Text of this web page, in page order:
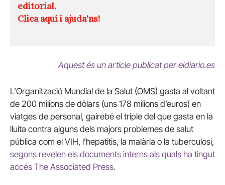
editorial.
Clica aquí i ajuda'ns!
Aquest és un article publicat per eldiario.es
L’Organització Mundial de la Salut (OMS) gasta al voltant
de 200 milions de dòlars (uns 178 milions d’euros) en
viatges de personal, gairebé el triple del que gasta en la
lluita contra alguns dels majors problemes de salut
pública com el VIH, l’hepatitis, la malària o la tuberculosi,
segons revelen els documents interns als quals ha tingut
accés The Associated Press.